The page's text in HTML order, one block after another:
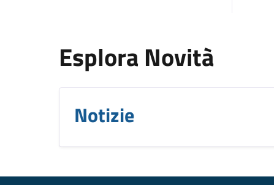
Esplora Novità
Notizie